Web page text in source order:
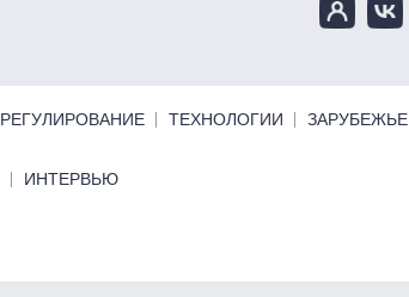
РЕГУЛИРОВАНИЕ ТЕХНОЛОГИИ ЗАРУБЕЖЬЕ
ИНТЕРВЬЮ